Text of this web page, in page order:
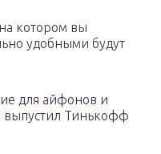
котором вы
удобными будут
для айфонов и
выпустил Тинькофф